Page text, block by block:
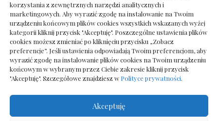
korzystania z zewnętrznych narzędzi analitycznych i
marketingowych. Aby wyrazić zgodę na instalowanie na Twoim
urządzeniu końcowym plików cookies wszystkich wskazanych wyżej
kategorii kliknij przycisk "Akceptuję". Poszczególne ustawienia plików
cookies możesz zmieniać po kliknięciu przycisku „Zobacz
preferencje”. Jeśli ustawienia odpowiadają Twoim preferencjom, aby
wyrazić zgodę na instalowanie plików cookies na Twoim urządzeniu
końcowym w wybranym przez Ciebie zakresie kliknij przycisk
"Akceptuję". Szczegółowe znajdziesz w Polityce prywatności.
Akceptuję